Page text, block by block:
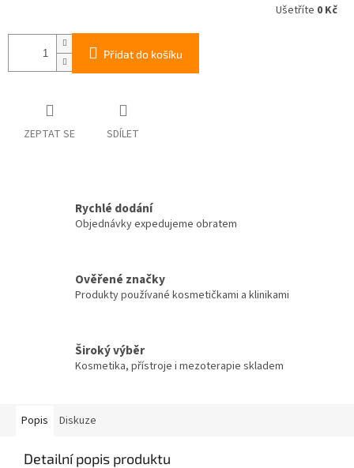
Ušetříte 0 Kč
Přidat do košíku
ZEPTAT SE SDÍLET
Rychlé dodání
Objednávky expedujeme obratem
Ověřené značky
Produkty používané kosmetičkami a klinikami
Široký výběr
Kosmetika, přístroje i mezoterapie skladem
Popis Diskuze
Detailní popis produktu